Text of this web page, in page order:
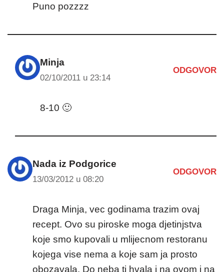
Puno pozzzz
Minja
02/10/2011 u 23:14
ODGOVOR
8-10 🙂
Nada iz Podgorice
13/03/2012 u 08:20
ODGOVOR
Draga Minja, vec godinama trazim ovaj
recept. Ovo su piroske moga djetinjstva
koje smo kupovali u mlijecnom restoranu
kojega vise nema a koje sam ja prosto
obozavala. Do neba ti hvala i na ovom i na